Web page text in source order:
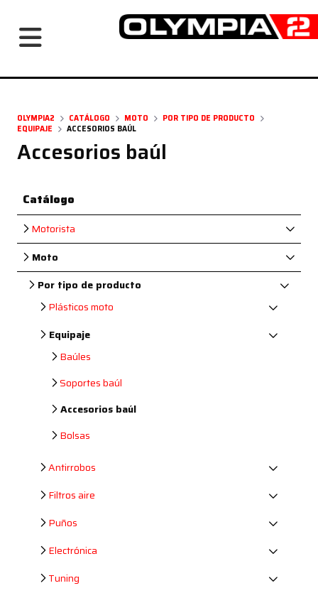
Navegación principal
OLYMPIA2 CATÁLOGO MOTO
POR TIPO DE PRODUCTO
EQUIPAJE
ACCESORIOS BAÚL
Accesorios baúl
Catálogo
Motorista
Moto
Por tipo de producto
Plásticos moto
Equipaje
Baúles
Soportes baúl
Accesorios baúl
Bolsas
Antirrobos
Filtros aire
Puños
Electrónica
Tuning